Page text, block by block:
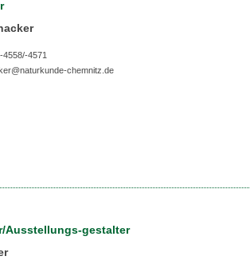
4558/-4571
chemnitz.de
Ausstellungs-gestalter